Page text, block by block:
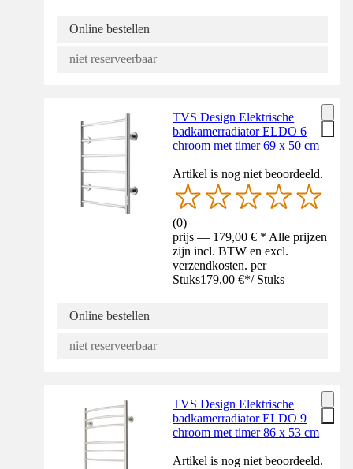
Online bestellen
niet reserveerbaar
TVS Design Elektrische
badkamerradiator ELDO 6
chroom met timer 69 x 50 cm
Artikel is nog niet beoordeeld.
(0)
prijs — 179,00 € * Alle prijzen
zijn incl. BTW en excl.
verzendkosten. per
Stuks179,00 €*/ Stuks
Online bestellen
niet reserveerbaar
TVS Design Elektrische
badkamerradiator ELDO 9
chroom met timer 86 x 53 cm
Artikel is nog niet beoordeeld.